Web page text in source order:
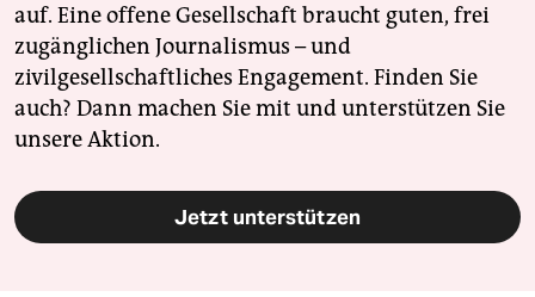
auf. Eine offene Gesellschaft braucht guten, frei
zugänglichen Journalismus – und
zivilgesellschaftliches Engagement. Finden Sie
auch? Dann machen Sie mit und unterstützen Sie
unsere Aktion.
Jetzt unterstützen